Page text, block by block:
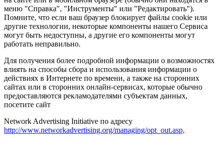
меню "Справка", "Инструменты" или "Редактировать").
Помните, что если ваш браузер блокирует файлы cookie или
другие технологии, некоторые компоненты нашего Сервиса
могут быть недоступны, а другие его компоненты могут
работать неправильно.
Для получения более подробной информации о возможностях
влиять на способы сбора и использования информации о
действиях в Интернете по времени, а также на сторонних
сайтах или в сторонних онлайн-сервисах, которые обычно
предоставляются рекламодателями субъектам данных,
посетите сайт
Network Advertising Initiative по адресу
http://www.networkadvertising.org/managing/opt_out.asp,